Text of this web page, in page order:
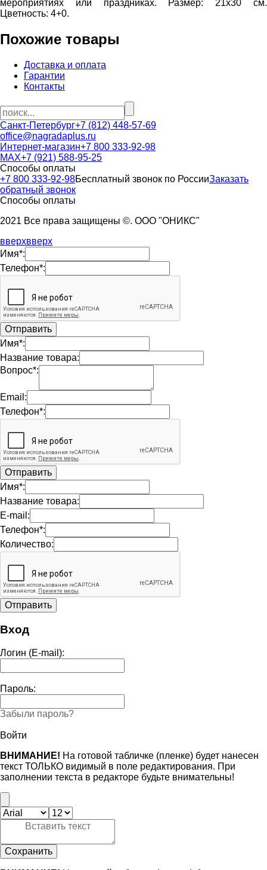
мероприятиях или праздниках. Размер: 21х30 см.
Цветность: 4+0.
Похожие товары
Доставка и оплата
Гарантии
Контакты
Санкт-Петербург+7 (812) 448-57-69
office@nagradaplus.ru
Интернет-магазин+7 800 333-92-98
MAX+7 (921) 588-95-25
Способы оплаты
+7 800 333-92-98Бесплатный звонок по РоссииЗаказать
обратный звонок
Способы оплаты
2021 Все права защищены ©. ООО "ОНИКС"
вверхвверх
Имя*:
Телефон*:
Имя*:
Название товара:
Вопрос*:
Email:
Телефон*:
Имя*:
Название товара:
E-mail:
Телефон*:
Количество:
Вход
Логин (E-mail):
Пароль:
Забыли пароль?
Войти
ВНИМАНИЕ! На готовой табличке (пленке) будет нанесен
текст ТОЛЬКО видимый в поле редактирования. При
заполнении текста в редакторе будьте внимательны!
Сохранить